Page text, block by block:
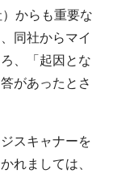
からも重要な
同社からマイ
、「起因とな
があったとさ
スキャナーを
れましては、